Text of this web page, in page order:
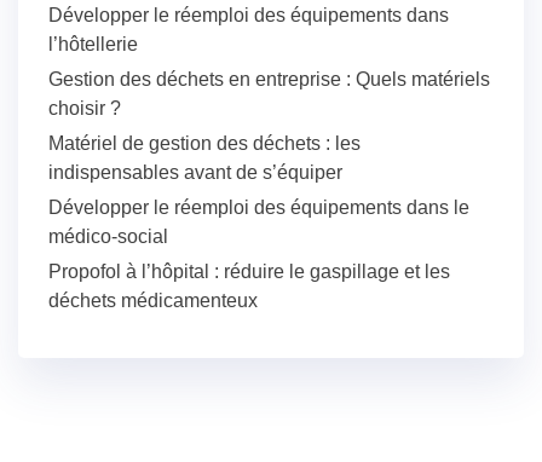
Développer le réemploi des équipements dans
l’hôtellerie
Gestion des déchets en entreprise : Quels matériels
choisir ?
Matériel de gestion des déchets : les
indispensables avant de s’équiper
Développer le réemploi des équipements dans le
médico-social
Propofol à l’hôpital : réduire le gaspillage et les
déchets médicamenteux